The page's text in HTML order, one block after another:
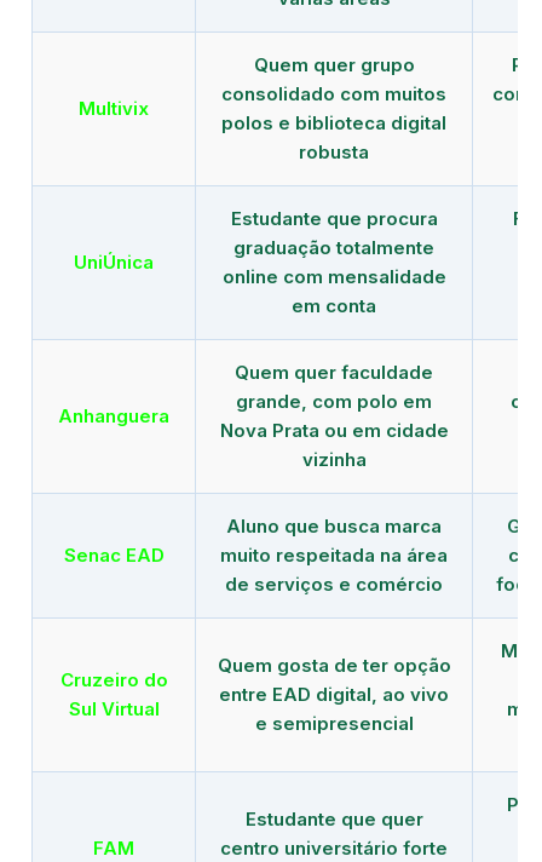
Multivix
Quem quer grupo
consolidado com muitos
polos e biblioteca digital
robusta
com
UniÚnica
Estudante que procura
graduação totalmente
online com mensalidade
em conta
Anhanguera
Quem quer faculdade
grande, com polo em
Nova Prata ou em cidade
vizinha
Senac EAD
Aluno que busca marca
muito respeitada na área
de serviços e comércio
foco
Cruzeiro do
Sul Virtual
Quem gosta de ter opção
entre EAD digital, ao vivo
e semipresencial
FAM
Estudante que quer
centro universitário forte